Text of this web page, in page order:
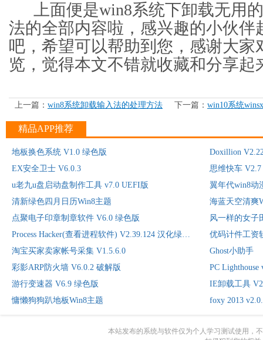
上面便是win8系统下卸载无用
法的全部内容啦，感兴趣的小伙伴
吧，希望可以帮助到您，感谢大家
览，觉得本文不错就收藏和分享起
上一篇： win8系统卸载输入法的处理方法 下一篇： win10系统
精品APP推荐
地板换色系统 V1.0 绿色版
Doxillion
EX安全卫士 V6.0.3
思维快车
u老九u盘启动盘制作工具 v7.0 UEFI版
翼年代win8动
清新绿色四月日历Win8主题
海蓝天空清爽
点聚电子印章制章软件 V6.0 绿色版
风一样的女子
Process Hacker(查看进程软件) V2.39.124 汉化绿色版
优码计件工资
淘宝买家卖家帐号采集 V1.5.6.0
Ghost小助手
彩影ARP防火墙 V6.0.2 破解版
PC
游行变速器 V6.9 绿色版
IE卸载工具
慵懒狗狗趴地板Win8主题
foxy 2013
本站发布的系统与软件仅为个人学习测试使用，